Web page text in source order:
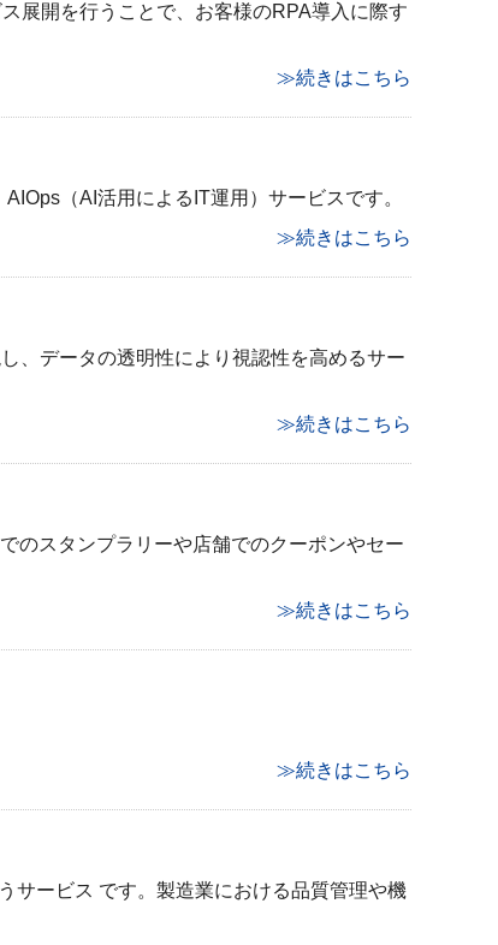
展開を行うことで、お客様のRPA導入に際す
≫続きはこちら
（AI活用によるIT運用）サービスです。
≫続きはこちら
、データの透明性により視認性を高めるサー
≫続きはこちら
のスタンプラリーや店舗でのクーポンやセー
≫続きはこちら
≫続きはこちら
サービス です。製造業における品質管理や機